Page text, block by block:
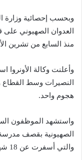
وبحسب إحصائية وزارة
منذ السابع من تشرين
النصيرات وسط القطاع
هجوم واحد.
واستشهد الموظفون
الصهيونية بقصف
والتي أسفرت عن 18 شهيدًا، إضافة إلى عشرات المصابين.